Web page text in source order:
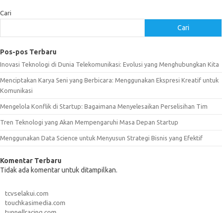
Cari
Cari
Pos-pos Terbaru
Inovasi Teknologi di Dunia Telekomunikasi: Evolusi yang Menghubungkan Kita
Menciptakan Karya Seni yang Berbicara: Menggunakan Ekspresi Kreatif untuk
Komunikasi
Mengelola Konflik di Startup: Bagaimana Menyelesaikan Perselisihan Tim
Tren Teknologi yang Akan Mempengaruhi Masa Depan Startup
Menggunakan Data Science untuk Menyusun Strategi Bisnis yang Efektif
Komentar Terbaru
Tidak ada komentar untuk ditampilkan.
tcvselakui.com
touchkasimedia.com